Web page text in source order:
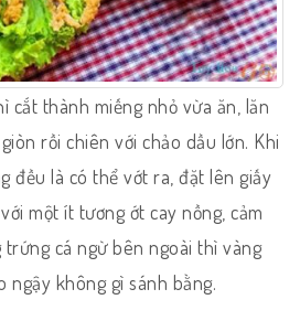
cắt thành miếng nhỏ vừa ăn, lăn
rồi chiên với chảo dầu lớn. Khi
đều là có thể vớt ra, đặt lên giấy
một ít tương ớt cay nồng, cảm
cá ngừ bên ngoài thì vàng
không gì sánh bằng.